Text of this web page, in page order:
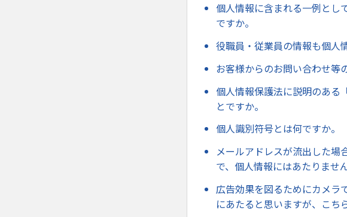
個人情報に含まれる一例とし
ですか。
役職員・従業員の情報も個人
お客様からのお問い合わせ等
個人情報保護法に説明のある
とですか。
個人識別符号とは何ですか。
メールアドレスが流出した場
で、個人情報にはあたりませ
広告効果を図るためにカメラ
にあたると思いますが、こち